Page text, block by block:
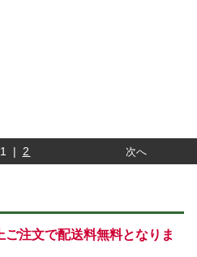
1 | 2 次へ